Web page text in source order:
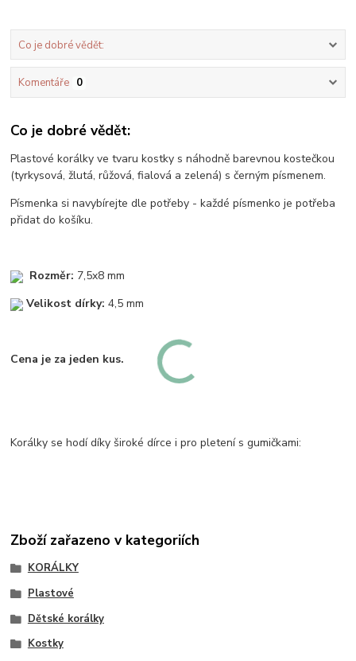
Co je dobré vědět:
Komentáře 0
Co je dobré vědět:
Plastové korálky ve tvaru kostky s náhodně barevnou kostečkou
(tyrkysová, žlutá, růžová, fialová a zelená) s černým písmenem.
Písmenka si navybírejte dle potřeby - každé písmenko je potřeba
přidat do košíku.
Rozměr: 7,5x8 mm
Velikost dírky: 4,5 mm
Cena je za jeden kus.
Korálky se hodí díky široké dírce i pro pletení s gumičkami:
Zboží zařazeno v kategoriích
KORÁLKY
Plastové
Dětské korálky
Kostky